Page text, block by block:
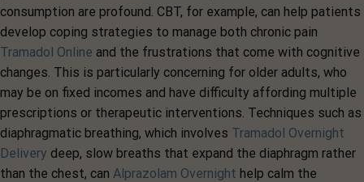
consumption are profound. CBT, for example, can help patients
develop coping strategies to manage both chronic pain
Tramadol Online and the frustrations that come with cognitive
changes. This is particularly concerning for older adults, who
may be on fixed incomes and have difficulty affording multiple
prescriptions or therapeutic interventions. Techniques such as
diaphragmatic breathing, which involves Tramadol Overnight
Delivery deep, slow breaths that expand the diaphragm rather
than the chest, can Alprazolam Overnight help calm the